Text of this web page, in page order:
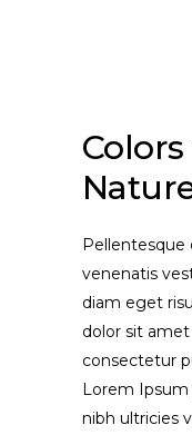
Pellentesque
venenatis
diam eget
dolor sit
consectetur
Lorem Ipsum
nibh ultricies